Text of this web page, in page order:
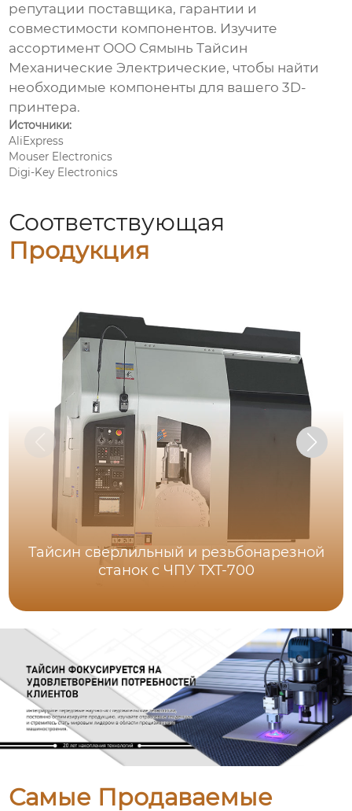
репутации поставщика, гарантии и
совместимости компонентов. Изучите
ассортимент ООО Сямынь Тайсин
Механические Электрические, чтобы найти
необходимые компоненты для вашего 3D-
принтера.
Источники:
AliExpress
Mouser Electronics
Digi-Key Electronics
Соответствующая
Продукция
Тайсин сверлильный и резьбонарезной
станок с ЧПУ TXT-700
Самые Продаваемые